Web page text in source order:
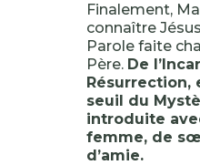
Finalement,
connaître
Parole faite
Père. De
Résurrection,
seuil du
introduite
femme, de
d’amie.